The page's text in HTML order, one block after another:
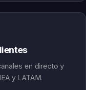
en directo y
y LATAM.